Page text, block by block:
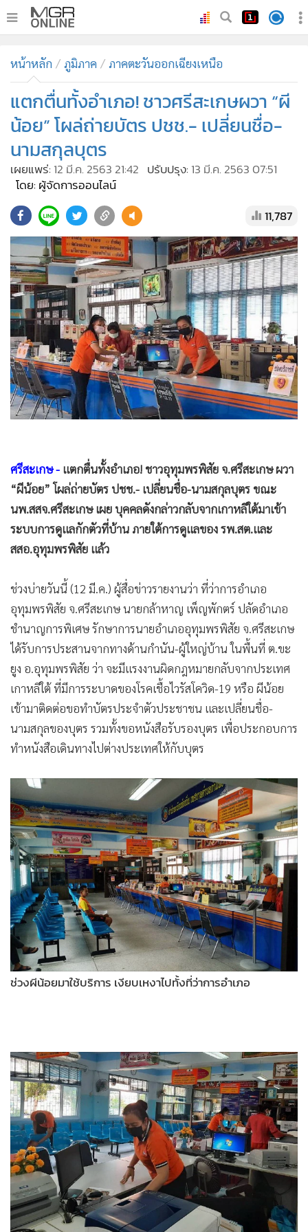
ทันเหตุการณ์
• ภาคใต้
• ภูมิภาค
• บันเทิง
ผู้จัดการรายวัน
• ละคร
• CbizReview
• Cyber BIZ
• ผู้จัดกวน
• Good health & Well-being
• Green Innovation & SD
• Management & HR
• MGR Live
• Infographic
• การเมือง
• ต่างประเทศ
Special Scoop
เศรษฐกิจ-ธุรกิจ
• จีน
• อาชญากรรม
• Motoring
• เกม
• วิทยาศาสตร์
• SMEs
• หุ้น
• อินโดจีน
• กองทุนรวม
• Celeb Online
• Factcheck
• ญี่ปุ่น
• News1
• Gotomanager
หน้าหลัก ภูมิภาค ภาคตะวันออกเฉียงเหนือ
แตกตื่นทั้งอำเภอ! ชาวศรีสะเกษผวา “ผี
น้อย” โผล่ถ่ายบัตร ปชช.- เปลี่ยนชื่อ-
นามสกุลบุตร
เผยแพร่: 12 มี.ค. 2563 21:42 ปรับปรุง: 13 มี.ค. 2563 07:51
โดย: ผู้จัดการออนไลน์
11,787
ศรีสะเกษ - แตกตื่นทั้งอำเภอ! ชาวอุทุมพรพิสัย จ.ศรีสะเกษ ผวา
“ผีน้อย” โผล่ถ่ายบัตร ปชช.- เปลี่ยนชื่อ-นามสกุลบุตร ขณะ
นพ.สสจ.ศรีสะเกษ เผย บุคคลดังกล่าวกลับจากเกาหลีใต้มาเข้า
ระบบการดูแลกักตัวที่บ้าน ภายใต้การดูแลของ รพ.สต.และ
สสอ.อุทุมพรพิสัย แล้ว
ช่วงบ่ายวันนี้ (12 มี.ค.) ผู้สื่อข่าวรายงานว่า ที่ว่าการอำเภอ
อุทุมพรพิสัย จ.ศรีสะเกษ นายกล้าหาญ เพ็ญพักตร์ ปลัดอำเภอ
ชำนาญการพิเศษ รักษาการนายอำเภออุทุมพรพิสัย จ.ศรีสะเกษ
ได้รับการประสานจากทางด้านกำนัน-ผู้ใหญ่บ้าน ในพื้นที่ ต.ขะ
ยูง อ.อุทุมพรพิสัย ว่า จะมีแรงงานผิดกฎหมายกลับจากประเทศ
เกาหลีใต้ ที่มีการระบาดของโรคเชื้อไวรัสโควิด-19 หรือ ผีน้อย
เข้ามาติดต่อขอทำบัตรประจำตัวประชาชน และเปลี่ยนชื่อ-
นามสกุลของบุตร รวมทั้งขอหนังสือรับรองบุตร เพื่อประกอบการ
ทำหนังสือเดินทางไปต่างประเทศให้กับบุตร
ช่วงผีน้อยมาใช้บริการ เงียบเหงาไปทั้งที่ว่าการอำเภอ